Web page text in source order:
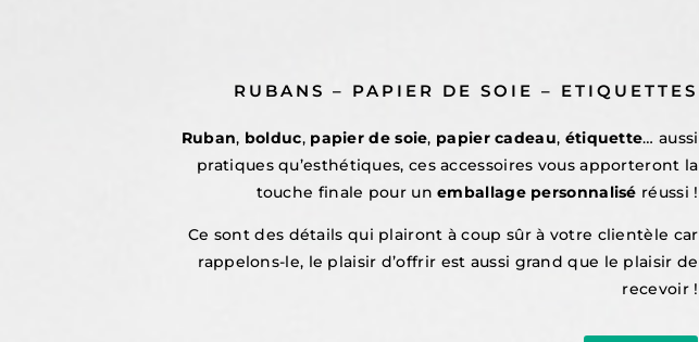
RUBANS – PAPIER DE SOIE – ETIQUETTES
Ruban, bolduc, papier de soie, papier cadeau, étiquette… aussi
pratiques qu’esthétiques, ces accessoires vous apporteront la
touche finale pour unemballage personnalisé réussi !
Ce sont des détails qui plairont à coup sûr à votre clientèle car
rappelons-le, le plaisir d’offrir est aussi grand que le plaisir de
recevoir !